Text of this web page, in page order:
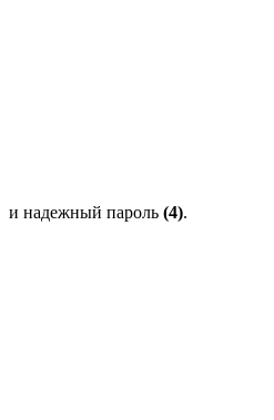
и надежный пароль (4).